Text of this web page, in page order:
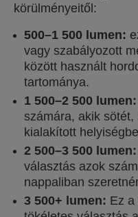
körülményeitől:
500–1 500 lumen:
vagy szabályozott
között használt
tartománya.
1 500–2 500 lumen:
számára, akik
kialakított
2 500–3 500 lumen:
választás azok
nappaliban
3 500+ lumen: Ez a